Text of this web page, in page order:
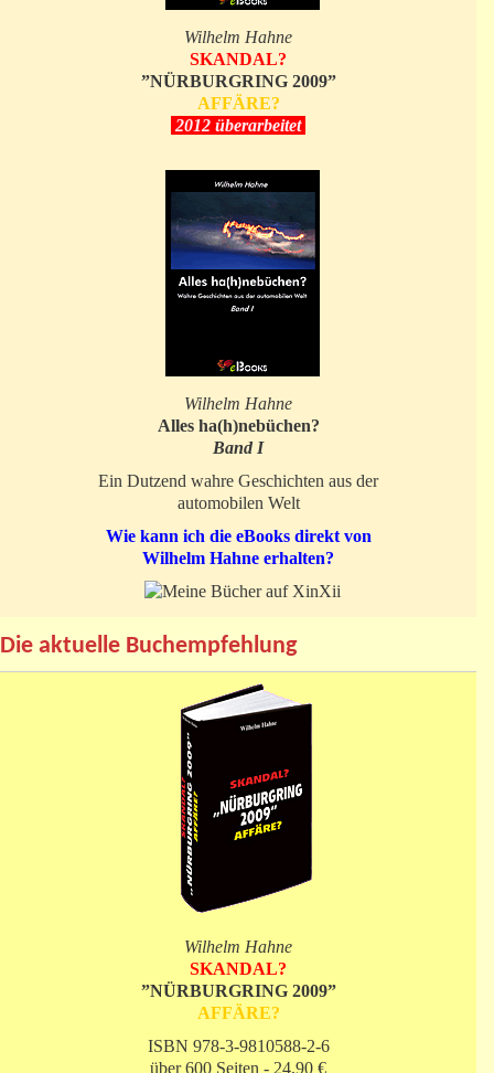
Wilhelm Hahne
SKANDAL?
”NÜRBURGRING 2009”
AFFÄRE?
2012 überarbeitet
Wilhelm Hahne
Alles ha(h)nebüchen?
Band I
Ein Dutzend wahre Geschichten aus der
automobilen Welt
Wie kann ich die eBooks direkt von
Wilhelm Hahne erhalten?
Die aktuelle Buchempfehlung
Wilhelm Hahne
SKANDAL?
”NÜRBURGRING 2009”
AFFÄRE?
ISBN 978-3-9810588-2-6
über 600 Seiten - 24,90 €